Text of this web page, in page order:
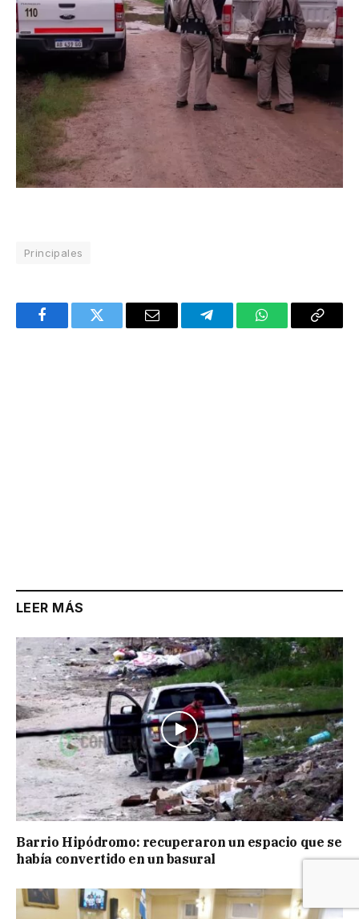
Principales
FacebookTwitter Email TelegramWhatsAppCopy
LEER MÁS
Barrio Hipódromo: recuperaron un espacio que se
había convertido en un basural